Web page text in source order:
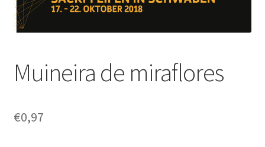
Muineira de miraflores
€0,97